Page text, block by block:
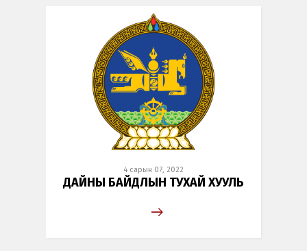
4 сарын 07, 2022
ДАЙНЫ БАЙДЛЫН ТУХАЙ ХУУЛЬ